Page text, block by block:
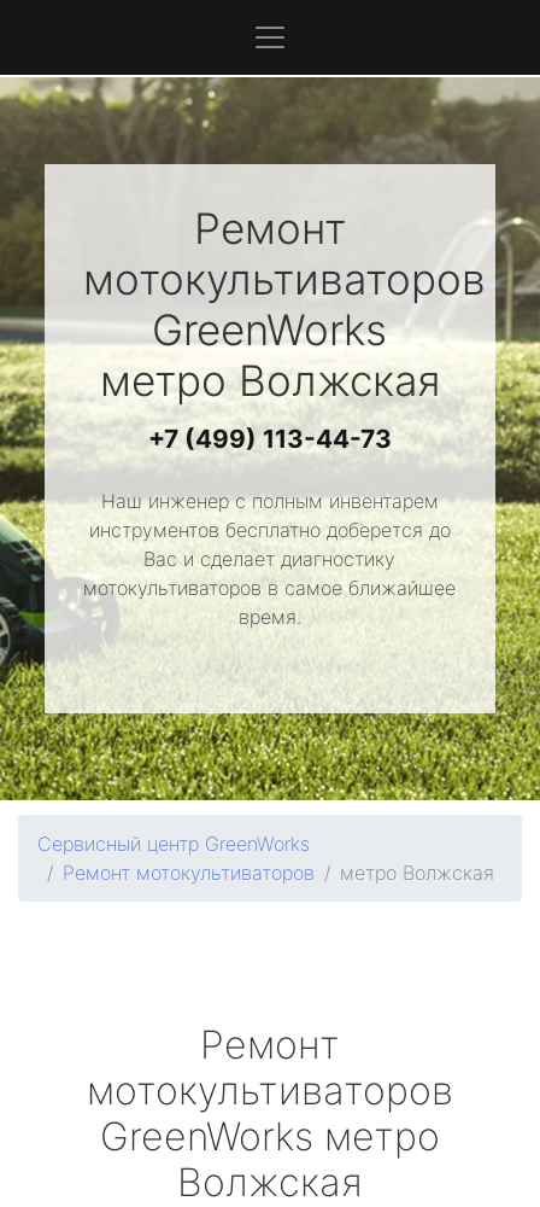
Ремонт
мотокультиваторов
GreenWorks
метро Волжская
+7 (499) 113-44-73
Наш инженер с полным инвентарем
инструментов бесплатно доберется до
Вас и сделает диагностику
мотокультиваторов в самое ближайшее
время.
Сервисный центр GreenWorks
Ремонт мотокультиваторов
метро Волжская
Ремонт
мотокультиваторов
GreenWorks метро
Волжская